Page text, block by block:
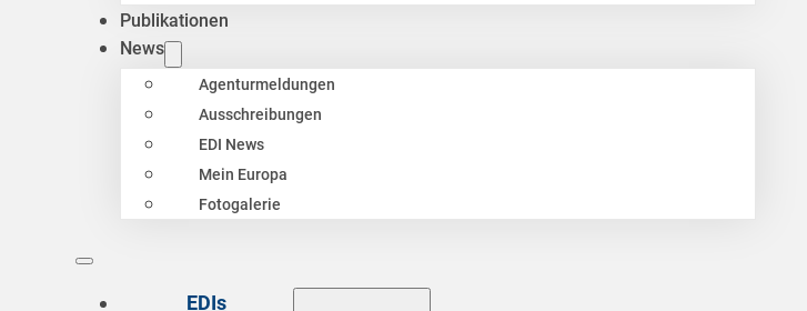
Publikationen
News
Agenturmeldungen
Ausschreibungen
EDI News
Mein Europa
Fotogalerie
EDIs